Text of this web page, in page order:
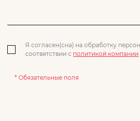
Я согласен(сна) на обработку
соответствии с политикой компании.
* Обязательные поля